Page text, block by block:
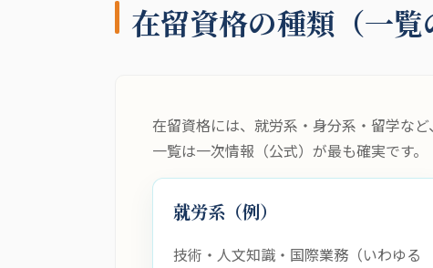
在留資格の種類（一覧
在留資格には、就労系・身分系・留学など
一覧は一次情報（公式）が最も確実です。
就労系（例）
技術・人文知識・国際業務（いわゆる